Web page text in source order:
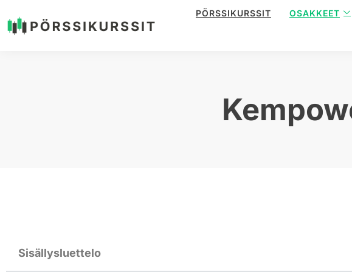
Siirry
PÖRSSIKURSSIT OSAKKEET
Sisällysluettelo